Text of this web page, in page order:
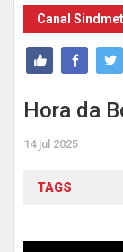
Canal
Hora da
14 jul 2025
TAGS